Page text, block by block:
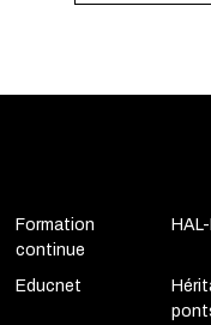
Formation
continue
Educnet